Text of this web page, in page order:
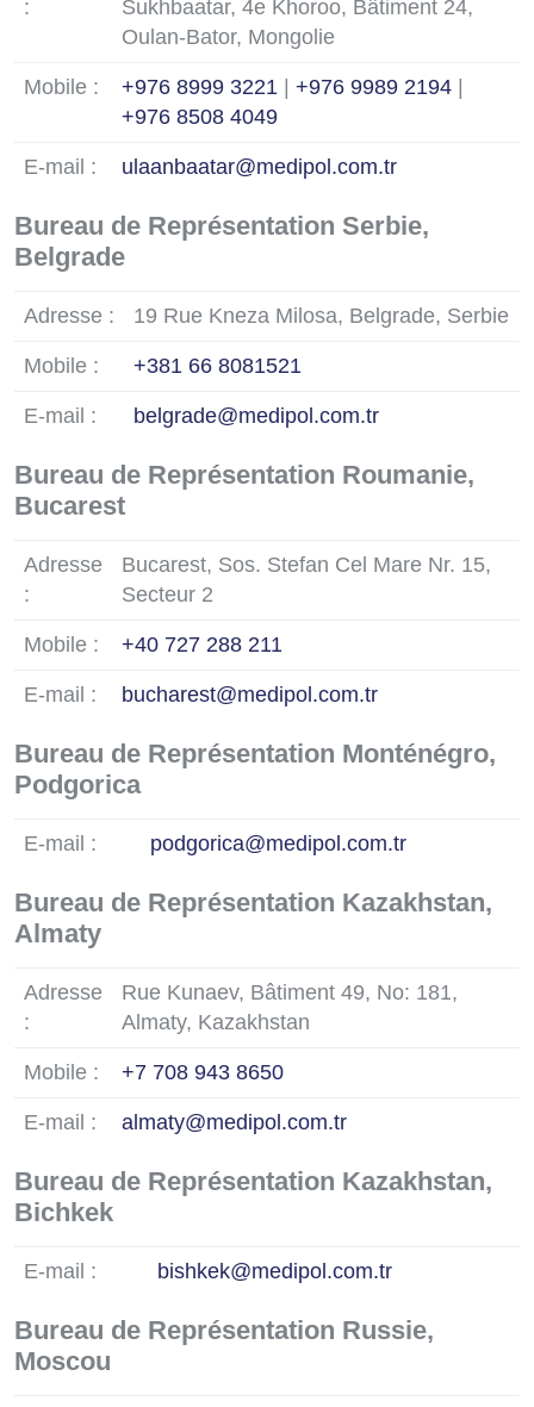
:
Sukhbaatar, 4e Khoroo, Bâtiment 24,
Oulan-Bator, Mongolie
Mobile : +976 8999 3221 +976 9989 2194
+976 8508 4049
E-mail : ulaanbaatar@medipol.com.tr
Bureau de Représentation Serbie,
Belgrade
Adresse : 19 Rue Kneza Milosa, Belgrade, Serbie
Mobile : +381 66 8081521
E-mail : belgrade@medipol.com.tr
Bureau de Représentation Roumanie,
Bucarest
Adresse
:
Bucarest, Sos. Stefan Cel Mare Nr. 15,
Secteur 2
Mobile : +40 727 288 211
E-mail : bucharest@medipol.com.tr
Bureau de Représentation Monténégro,
Podgorica
E-mail : podgorica@medipol.com.tr
Bureau de Représentation Kazakhstan,
Almaty
Adresse
:
Rue Kunaev, Bâtiment 49, No: 181,
Almaty, Kazakhstan
Mobile : +7 708 943 8650
E-mail : almaty@medipol.com.tr
Bureau de Représentation Kazakhstan,
Bichkek
E-mail : bishkek@medipol.com.tr
Bureau de Représentation Russie,
Moscou